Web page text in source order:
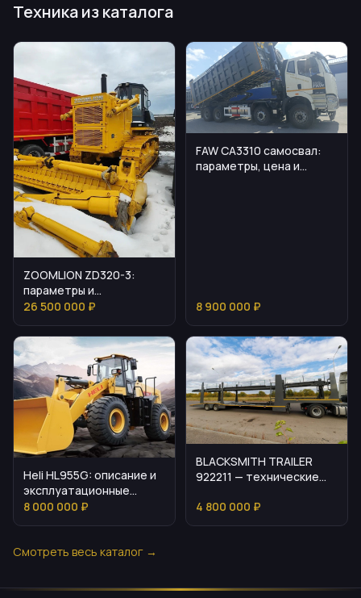
Техника из каталога
ZOOMLION ZD320-3:
параметры и
эксплуатационные
26 500 000 ₽
FAW CA3310 самосвал:
параметры, цена и
8 900 000 ₽
Heli HL955G: описание и
эксплуатационные
нюансы
8 000 000 ₽
BLACKSMITH TRAILER
922211 — технические
эксплуатационные
нюансы
4 800 000 ₽
Смотреть весь каталог →